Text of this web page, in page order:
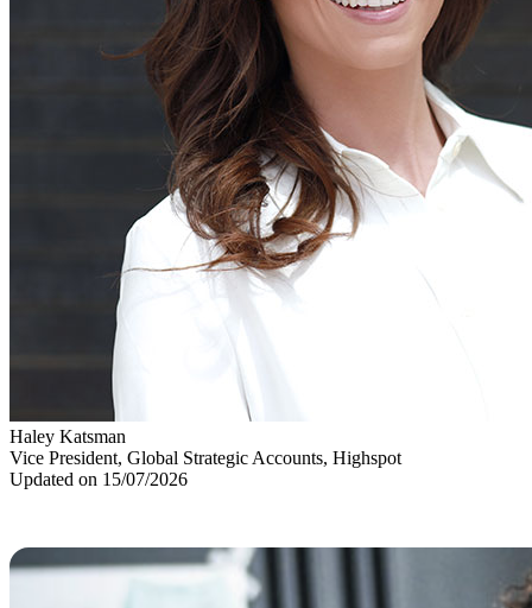
Haley Katsman
Vice President, Global Strategic Accounts, Highspot
Updated on 15/07/2026